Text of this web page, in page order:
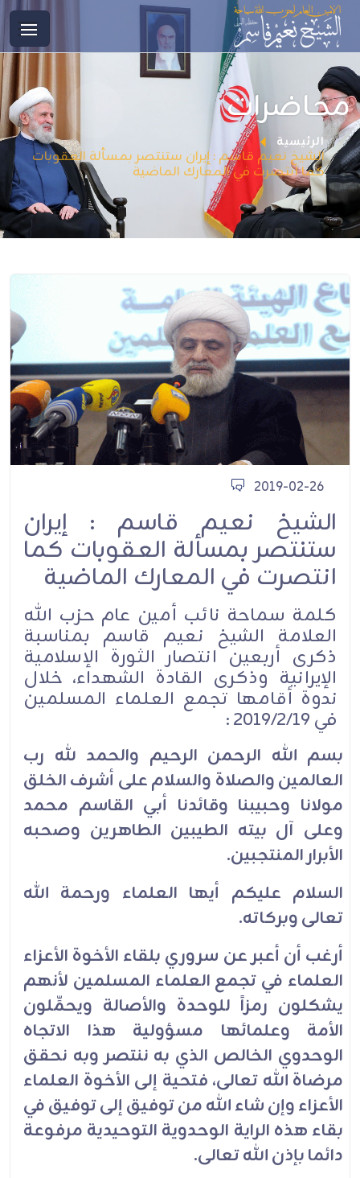
محاضرات
الرئيسية
الشيخ نعيم قاسم : إيران ستنتصر بمسألة العقوبات
كما انتصرت في المعارك الماضية
2019-02-26
الشيخ نعيم قاسم : إيران
ستنتصر بمسألة العقوبات كما
انتصرت في المعارك الماضية
كلمة سماحة نائب أمين عام حزب الله
العلامة الشيخ نعيم قاسم بمناسبة
ذكرى أربعين انتصار الثورة الإسلامية
الإيرانية وذكرى القادة الشهداء، خلال
ندوة أقامها تجمع العلماء المسلمين
في 2019/2/19 :
بسم الله الرحمن الرحيم والحمد لله رب
العالمين والصلاة والسلام على أشرف الخلق
مولانا وحبيبنا وقائدنا أبي القاسم محمد
وعلى آل بيته الطيبين الطاهرين وصحبه
الأبرار المنتجبين.
السلام عليكم أيها العلماء ورحمة الله
تعالى وبركاته.
أرغب أن أعبر عن سروري بلقاء الأخوة الأعزاء
العلماء في تجمع العلماء المسلمين لأنهم
يشكلون رمزاً للوحدة والأصالة ويحمِّلون
الأمة وعلمائها مسؤولية هذا الاتجاه
الوحدوي الخالص الذي به ننتصر وبه نحقق
مرضاة الله تعالى، فتحية إلى الأخوة العلماء
الأعزاء وإن شاء الله من توفيق إلى توفيق في
بقاء هذه الراية الوحدوية التوحيدية مرفوعة
دائما بإذن الله تعالى.